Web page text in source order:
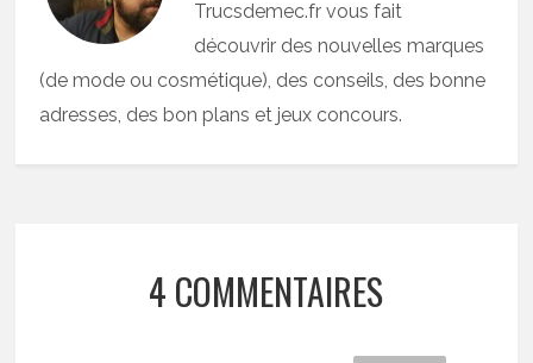
Trucsdemec.fr vous fait
découvrir des nouvelles marques
(de mode ou cosmétique), des conseils, des bonne
adresses, des bon plans et jeux concours.
4 COMMENTAIRES